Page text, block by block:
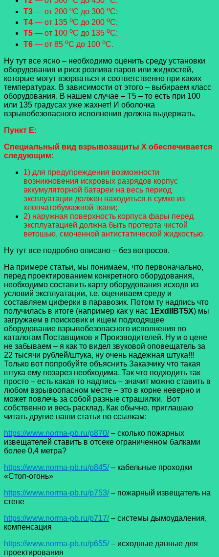
Т3 — от 200 oС до 300 oС;
Т4 — от 135 oС до 200 oС;
Т5 — от 100 oС до 135 oС;
Т6 — от 85 oС до 100 oС.
Ну тут все ясно – необходимо оценить среду установки
оборудования и риск розлива паров или жидкостей,
которые могут взорваться и соответственно при каких
температурах. В зависимости от этого – выбираем класс
оборудования. В нашем случае – Т5 – то есть при 100
или 135 градусах уже жахнет! И оболочка
взрывобезопасного исполнения должна выдержать.
Пункт Е:
Специальный вид взрывозащиты Х обеспечивается
следующим:
1) для предупреждения возможности
возникновения искровых разрядов корпус
аккумуляторной батареи на весь период
эксплуатации должен находиться в сумке из
хлопчатобумажной ткани;
2) наружная поверхность корпуса фары перед
эксплуатацией должна быть протерта чистой
ветошью, смоченной антистатической жидкостью.
Ну тут все подробно описано – без вопросов.
На примере статьи, мы понимаем, что первоначально,
перед проектированием конкретного оборудования,
необходимо составить карту оборудования исходя из
условий эксплуатации, т.е. оцениваем среду и
составляем циферки в паравозик. Потом ту надпись что
получилась в итоге (например как у нас 1ExdIIBT5X) мы
загружаем в поисковик и ищем подходящее
оборудование взрывобезопасного исполнения по
каталогам Поставщиков и Производителей. Ну и о цене
не забываем – я как то видел звуковой оповещатель за
22 тысячи рублей/штука, ну очень надежная штука!!!
Только вот попробуйте объяснить Заказчику что такая
штука ему позарез необходима. Так что подходить так
просто – есть какая то надпись – значит можно ставить в
любом взрывоопасном месте – это в корне неверно и
может повлечь за собой разные страшилки.
Вот
собственно и весь расклад. Как обычно, приглашаю
читать другие наши статьи по ссылкам:
https://www.norma-pb.ru/p870/– сколько пожарных
извещателей ставить в отсеке ограниченном балками
более 0,4 метра?
https://www.norma-pb.ru/p845/– кабельные проходки
«Стоп-огонь»
https://www.norma-pb.ru/p753/– пожарный извещатель на
стене
https://www.norma-pb.ru/p717/– системы дымоудаления,
компенсация
https://www.norma-pb.ru/p655/– исходные данные для
проектирования